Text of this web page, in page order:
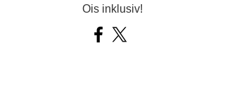
Ois inklusiv!